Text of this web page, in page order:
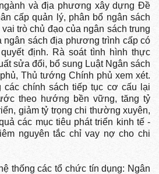
và địa phương xây dựng Đề
cấp quản lý, phân bổ ngân sách
trò chủ đạo của ngân sách trung
ngân sách địa phương trình cấp có
định. Rà soát tình hình thực
sửa đổi, bổ sung Luật Ngân sách
Thủ tướng Chính phủ xem xét.
các chính sách tiếp tục cơ cấu lại
theo hướng bền vững, tăng tỷ
giảm tỷ trọng chi thường xuyên,
các mục tiêu phát triển kinh tế -
nguyên tắc chỉ vay nợ cho chi
các tổ chức tín dụng: Ngân